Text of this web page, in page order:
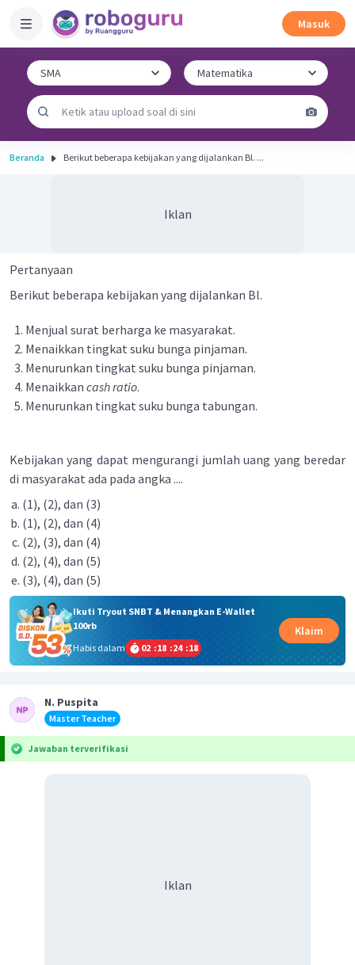
Masuk
Beranda Berikut beberapa kebijakan yang dijalankan Bl. ...
Iklan
Pertanyaan
Berikut beberapa kebijakan yang dijalankan Bl.
Menjual surat berharga ke masyarakat.
Menaikkan tingkat suku bunga pinjaman.
Menurunkan tingkat suku bunga pinjaman.
Menaikkan cash ratio.
Menurunkan tingkat suku bunga tabungan.
Kebijakan yang dapat mengurangi jumlah uang yang beredar
di masyarakat ada pada angka ....
(1), (2), dan (3)
(1), (2), dan (4)
(2), (3), dan (4)
(2), (4), dan (5)
(3), (4), dan (5)
Ikuti Tryout SNBT & Menangkan E-Wallet
100rb
Habis dalam
02 :18 :24 :17
Klaim
N. Puspita
Master Teacher
Jawaban terverifikasi
Iklan